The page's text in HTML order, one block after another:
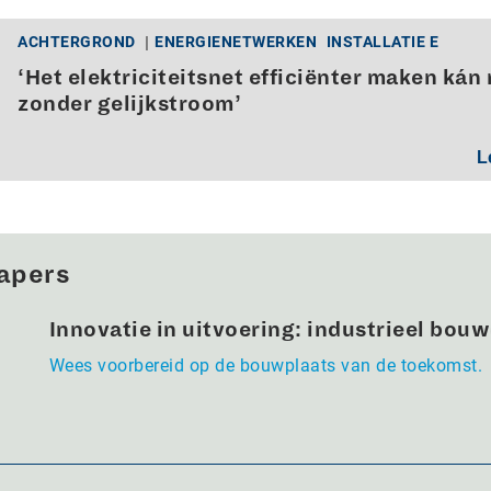
ACHTERGROND ENERGIENETWERKEN INSTALLATIE E
‘Het elektriciteitsnet efficiënter maken kán
zonder gelijkstroom’
Innovatie in uitvoering: industrieel
Wees voorbereid op de bouwplaats van de toekomst.